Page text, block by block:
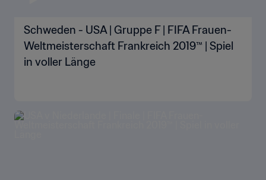
Schweden - USA | Gruppe F | FIFA Frauen-
Weltmeisterschaft Frankreich 2019™ | Spiel
in voller Länge